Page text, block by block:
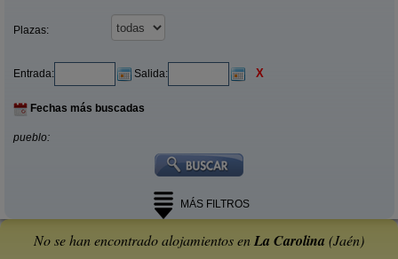
Plazas:
Entrada: Salida: X
Fechas más buscadas
pueblo:
MÁS FILTROS
No se han encontrado alojamientos enLa Carolina (Jaén)